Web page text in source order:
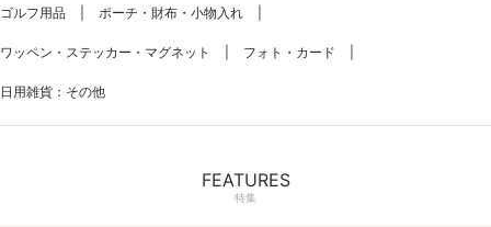
ゴルフ用品 ポーチ・財布・小物入れ
ワッペン・ステッカー・マグネット フォト・カード
日用雑貨：その他
FEATURES
特集